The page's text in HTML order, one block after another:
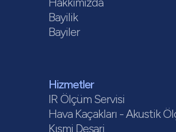
Bayilik
Bayiler
Hizmetler
IR Ölçüm Servisi
Hava Kaçakları - Akustik
Kısmi Deşarj